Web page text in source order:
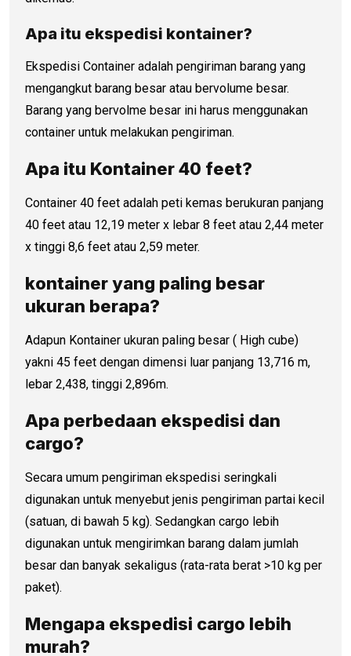
Apa itu ekspedisi kontainer?
Ekspedisi Container adalah pengiriman barang yang
mengangkut barang besar atau bervolume besar.
Barang yang bervolme besar ini harus menggunakan
container untuk melakukan pengiriman.
Apa itu Kontainer 40 feet?
Container 40 feet adalah peti kemas berukuran panjang
40 feet atau 12,19 meter x lebar 8 feet atau 2,44 meter
x tinggi 8,6 feet atau 2,59 meter.
kontainer yang paling besar
ukuran berapa?
Adapun Kontainer ukuran paling besar ( High cube)
yakni 45 feet dengan dimensi luar panjang 13,716 m,
lebar 2,438, tinggi 2,896m.
Apa perbedaan ekspedisi dan
cargo?
Secara umum pengiriman ekspedisi seringkali
digunakan untuk menyebut jenis pengiriman partai kecil
(satuan, di bawah 5 kg). Sedangkan cargo lebih
digunakan untuk mengirimkan barang dalam jumlah
besar dan banyak sekaligus (rata-rata berat >10 kg per
paket).
Mengapa ekspedisi cargo lebih
murah?